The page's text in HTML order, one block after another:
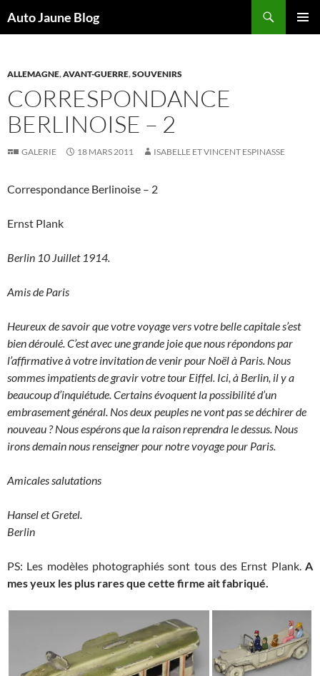
Auto Jaune Blog
ALLEMAGNE,AVANT-GUERRE,SOUVENIRS
CORRESPONDANCE
BERLINOISE – 2
GALERIE 18 MARS 2011 ISABELLE ET VINCENT ESPINASSE
Correspondance Berlinoise – 2
Ernst Plank
Berlin 10 Juillet 1914.
Amis de Paris
Heureux de savoir que votre voyage vers votre belle capitale s’est
bien déroulé. C’est avec une grande joie que nous répondons par
l’affirmative à votre invitation de venir pour Noël à Paris. Nous
sommes impatients de gravir votre tour Eiffel. Ici, à Berlin, il y a
beaucoup d’inquiétude. Certains évoquent la possibilité d’un
embrasement général. Nos deux peuples ne vont pas se déchirer de
nouveau ? Nous espérons que la raison reprendra le dessus. Nous
irons demain nous renseigner pour notre voyage pour Paris.
Amicales salutations
Hansel et Gretel.
Berlin
PS: Les modèles photographiés sont tous des Ernst Plank. A
mes yeux les plus rares que cette firme ait fabriqué.